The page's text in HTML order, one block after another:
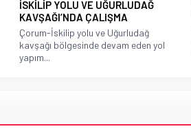
İSKİLİP YOLU VE UĞURLUDAĞ
KAVŞAĞI’NDA ÇALIŞMA
Çorum-İskilip yolu ve Uğurludağ
kavşağı bölgesinde devam eden yol
yapım...